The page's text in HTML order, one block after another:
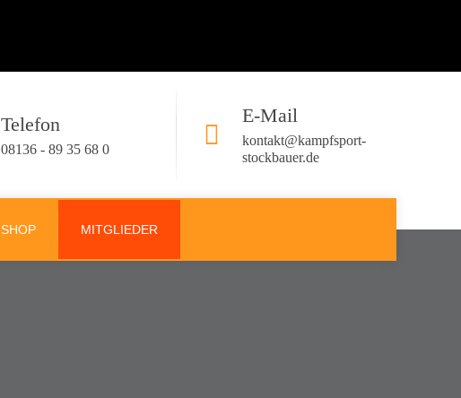
Telefon
08136 - 89 35 68 0
E-Mail
kontakt@kampfsport-
stockbauer.de
SHOP MITGLIEDER